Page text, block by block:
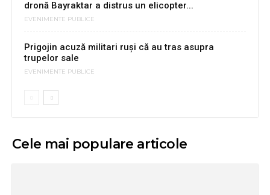
dronă Bayraktar a distrus un elicopter...
EVENIMENTE PUBLICE
Prigojin acuză militari ruși că au tras asupra
trupelor sale
EVENIMENTE PUBLICE
Cele mai populare articole